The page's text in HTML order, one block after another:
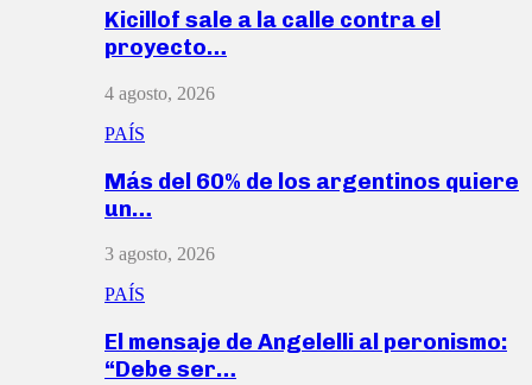
Kicillof sale a la calle contra el
proyecto…
4 agosto, 2026
PAÍS
Más del 60% de los argentinos quiere
un…
3 agosto, 2026
PAÍS
El mensaje de Angelelli al peronismo:
“Debe ser…